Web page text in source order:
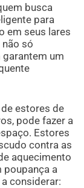
busca
para
em seus lares
só
um
estores de
pode fazer a
Estores
contra as
aquecimento
poupança a
considerar: